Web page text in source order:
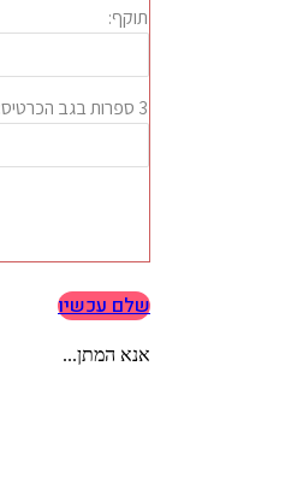
שלם עכשיו
אנא המתן...